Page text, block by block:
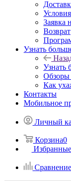
Заявка
Возврат
Узнать
Узнать
Обзоры
Как
Контакты
Мобильное
Личный
Корзина0